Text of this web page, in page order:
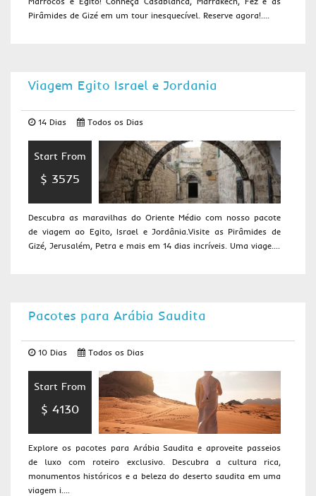
Pirâmides de Gizé em um tour inesquecível. Reserve agora!....
Viagem Egito Israel e Jordania
14 Dias Todos os Dias
Start From
$ 3575
Descubra as maravilhas do Oriente Médio com nosso pacote
de viagem ao Egito, Israel e Jordânia.Visite as Pirâmides de
Gizé, Jerusalém, Petra e mais em 14 dias incríveis. Uma viage....
Pacotes para Arábia Saudita
10 Dias Todos os Dias
Start From
$ 4130
Explore os pacotes para Arábia Saudita e aproveite passeios
de luxo com roteiro exclusivo. Descubra a cultura rica,
monumentos históricos e a beleza do deserto saudita em uma
viagem i....